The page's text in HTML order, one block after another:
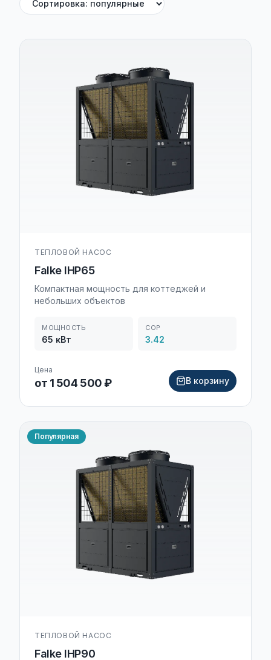
ТЕПЛОВОЙ НАСОС
Falke IHP65
Компактная мощность для коттеджей и
небольших объектов
МОЩНОСТЬ
65 кВт
COP
3.42
Цена
от 1 504 500 ₽ В корзину
Популярная
ТЕПЛОВОЙ НАСОС
Falke IHP90